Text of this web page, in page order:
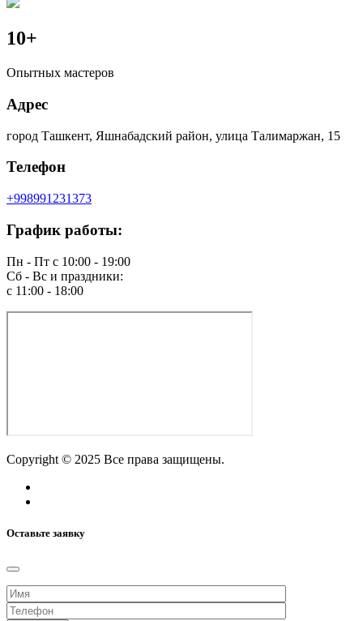
10+
Опытных мастеров
Адрес
город Ташкент, Яшнабадский район, улица Талимаржан, 15
Телефон
+998991231373
График работы:
Пн - Пт с 10:00 - 19:00
Сб - Вс и праздники:
c 11:00 - 18:00
Copyright © 2025 Все права защищены.
Оставьте заявку